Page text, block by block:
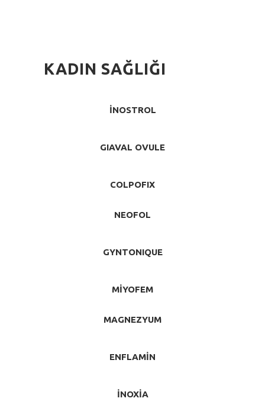
KADIN SAĞLIĞI
İNOSTROL
GIAVAL OVULE
COLPOFIX
NEOFOL
GYNTONIQUE
MİYOFEM
MAGNEZYUM
ENFLAMIN
İNOXIA